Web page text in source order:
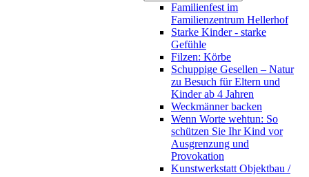
Familienfest im
Familienzentrum Hellerhof
Starke Kinder - starke
Gefühle
Filzen: Körbe
Schuppige Gesellen – Natur
zu Besuch für Eltern und
Kinder ab 4 Jahren
Weckmänner backen
Wenn Worte wehtun: So
schützen Sie Ihr Kind vor
Ausgrenzung und
Provokation
Kunstwerkstatt Objektbau /